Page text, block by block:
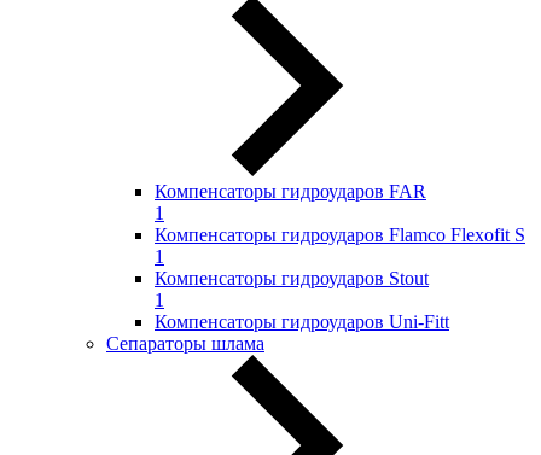
Компенсаторы гидроударов FAR
1
Компенсаторы гидроударов Flamco Flexofit S
1
Компенсаторы гидроударов Stout
1
Компенсаторы гидроударов Uni-Fitt
Сепараторы шлама